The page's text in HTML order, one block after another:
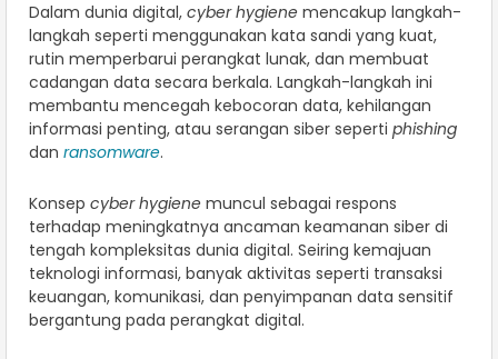
Dalam dunia digital, cyber hygiene mencakup langkah-
langkah seperti menggunakan kata sandi yang kuat,
rutin memperbarui perangkat lunak, dan membuat
cadangan data secara berkala. Langkah-langkah ini
membantu mencegah kebocoran data, kehilangan
informasi penting, atau serangan siber seperti phishing
dan ransomware.
Konsep cyber hygiene muncul sebagai respons
terhadap meningkatnya ancaman keamanan siber di
tengah kompleksitas dunia digital. Seiring kemajuan
teknologi informasi, banyak aktivitas seperti transaksi
keuangan, komunikasi, dan penyimpanan data sensitif
bergantung pada perangkat digital.